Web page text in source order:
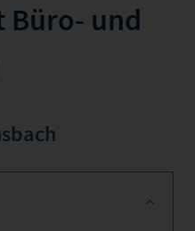
Büro- und